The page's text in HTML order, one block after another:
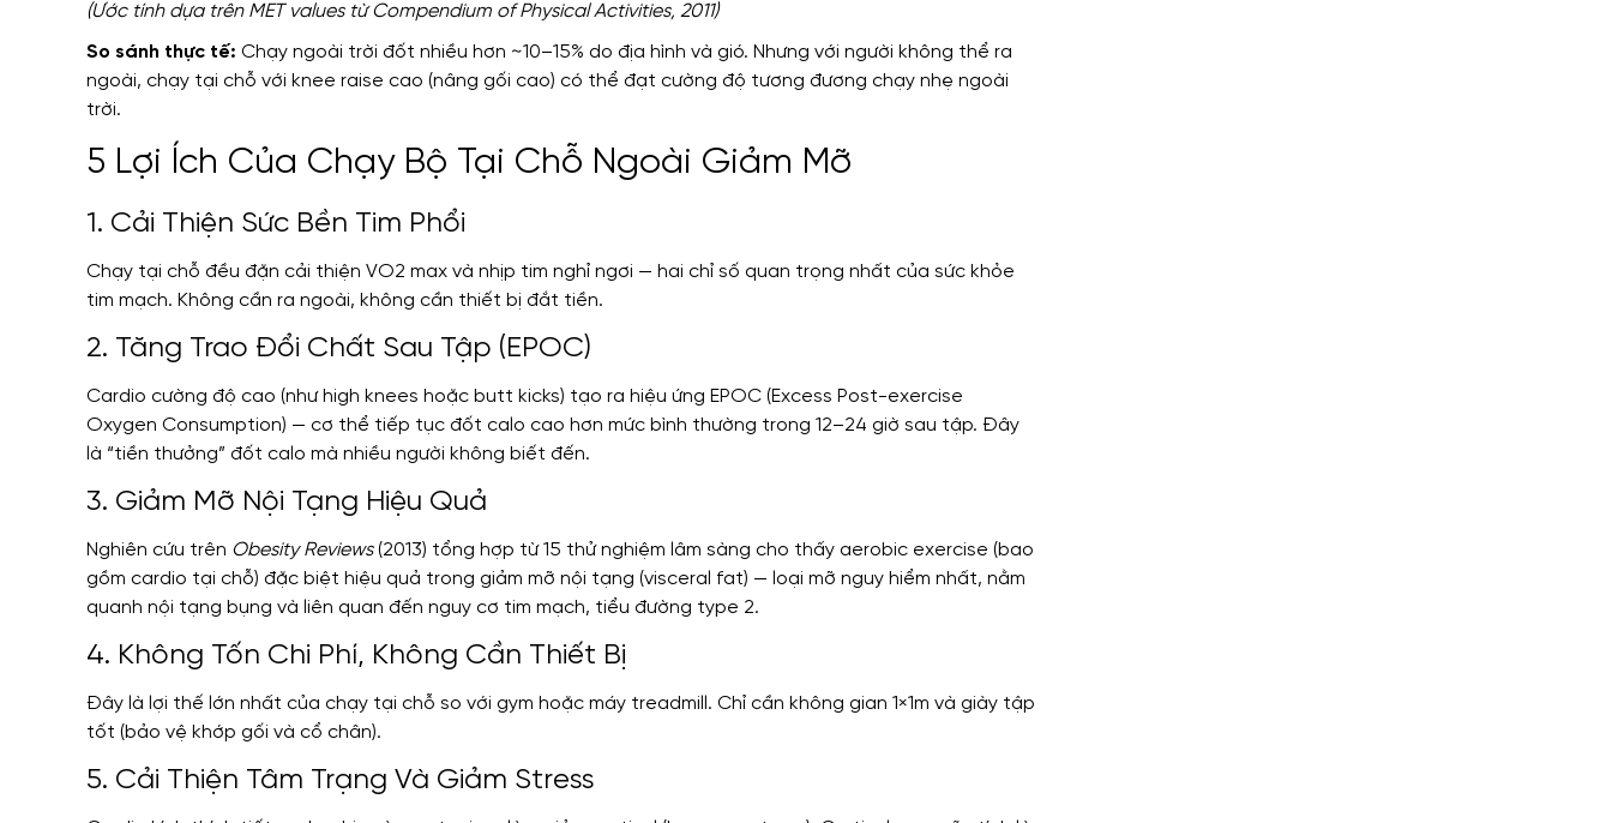
(Ước tính dựa trên MET values từ Compendium of Physical Activities, 2011)
So sánh thực tế: Chạy ngoài trời đốt nhiều hơn ~10–15% do địa hình và gió. Nhưng với người không thể ra
ngoài, chạy tại chỗ với knee raise cao (nâng gối cao) có thể đạt cường độ tương đương chạy nhẹ ngoài
trời.
5 Lợi Ích Của Chạy Bộ Tại Chỗ Ngoài Giảm Mỡ
1. Cải Thiện Sức Bền Tim Phổi
Chạy tại chỗ đều đặn cải thiện VO2 max và nhịp tim nghỉ ngơi — hai chỉ số quan trọng nhất của sức khỏe
tim mạch. Không cần ra ngoài, không cần thiết bị đắt tiền.
2. Tăng Trao Đổi Chất Sau Tập (EPOC)
Cardio cường độ cao (như high knees hoặc butt kicks) tạo ra hiệu ứng EPOC (Excess Post-exercise
Oxygen Consumption) — cơ thể tiếp tục đốt calo cao hơn mức bình thường trong 12–24 giờ sau tập. Đây
là “tiền thưởng” đốt calo mà nhiều người không biết đến.
3. Giảm Mỡ Nội Tạng Hiệu Quả
Nghiên cứu trên Obesity Reviews(2013) tổng hợp từ 15 thử nghiệm lâm sàng cho thấy aerobic exercise (bao
gồm cardio tại chỗ) đặc biệt hiệu quả trong giảm mỡ nội tạng (visceral fat) — loại mỡ nguy hiểm nhất, nằm
quanh nội tạng bụng và liên quan đến nguy cơ tim mạch, tiểu đường type 2.
4. Không Tốn Chi Phí, Không Cần Thiết Bị
Đây là lợi thế lớn nhất của chạy tại chỗ so với gym hoặc máy treadmill. Chỉ cần không gian 1×1m và giày tập
tốt (bảo vệ khớp gối và cổ chân).
5. Cải Thiện Tâm Trạng Và Giảm Stress